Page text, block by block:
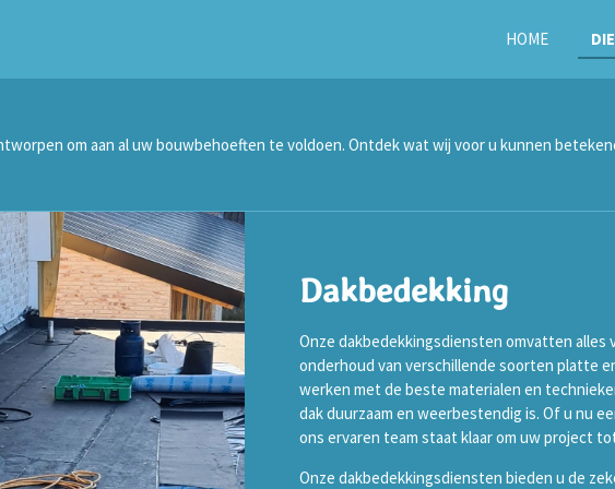
HOME
om aan al uw bouwbehoeften te voldoen. Ontdek wat wij voor u kunnen
Dakbedekking
Onze dakbedekkingsdiensten omvatten
onderhoud van verschillende soorten platte
werken met de beste materialen en
dak duurzaam en weerbestendig is. Of u nu
ons ervaren team staat klaar om uw project
Onze dakbedekkingsdiensten bieden u de